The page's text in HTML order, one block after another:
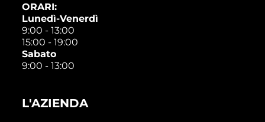
ORARI:
Lunedì-Venerdì
9:00 - 13:00
15:00 - 19:00
Sabato
9:00 - 13:00
L'AZIENDA